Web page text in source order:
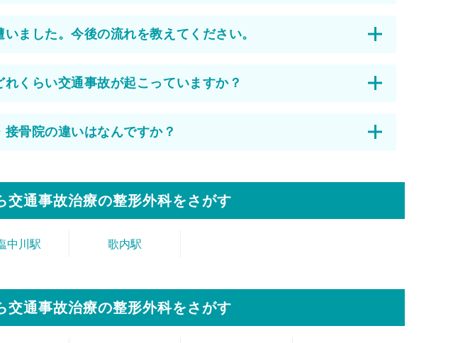
ました。今後の流れを教えてください。
くらい交通事故が起こっていますか？
骨院の違いはなんですか？
交通事故治療の整形外科をさがす
中川駅 歌内駅
交通事故治療の整形外科をさがす